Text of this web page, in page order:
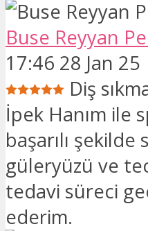
Buse Reyyan
17:46 28 Jan 25
Diş
İpek Hanım ile
başarılı
güleryüzü ve
tedavi süreci
ederim.